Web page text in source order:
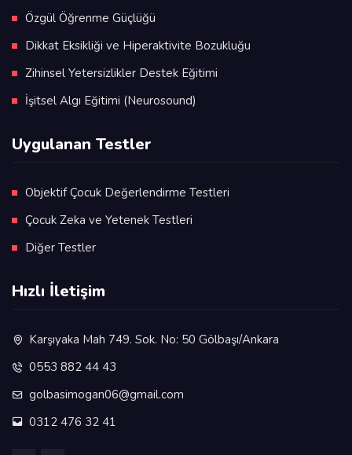
Özgül Öğrenme Güçlüğü
Dikkat Eksikliği ve Hiperaktivite Bozukluğu
Zihinsel Yetersizlikler Destek Eğitimi
İşitsel Algı Eğitimi (Neurosound)
Uygulanan Testler
Objektif Çocuk Değerlendirme Testleri
Çocuk Zeka ve Yetenek Testleri
Diğer Testler
Hızlı İletişim
Karşıyaka Mah 749. Sok. No: 50 Gölbaşı/Ankara
0553 882 44 43
golbasimogan06@gmail.com
0312 476 32 41